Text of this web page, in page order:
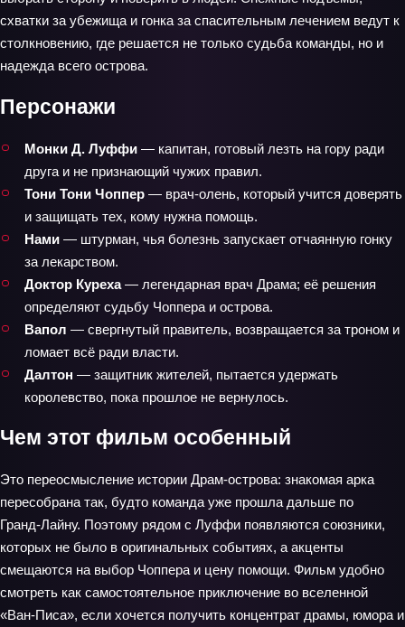
схватки за убежища и гонка за спасительным лечением ведут к
столкновению, где решается не только судьба команды, но и
надежда всего острова.
Персонажи
Монки Д. Луффи — капитан, готовый лезть на гору ради
друга и не признающий чужих правил.
Тони Тони Чоппер — врач‑олень, который учится доверять
и защищать тех, кому нужна помощь.
Нами — штурман, чья болезнь запускает отчаянную гонку
за лекарством.
Доктор Куреха— легендарная врач Драма; её решения
определяют судьбу Чоппера и острова.
Вапол — свергнутый правитель, возвращается за троном и
ломает всё ради власти.
Далтон — защитник жителей, пытается удержать
королевство, пока прошлое не вернулось.
Чем этот фильм особенный
Это переосмысление истории Драм‑острова: знакомая арка
пересобрана так, будто команда уже прошла дальше по
Гранд‑Лайну. Поэтому рядом с Луффи появляются союзники,
которых не было в оригинальных событиях, а акценты
смещаются на выбор Чоппера и цену помощи. Фильм удобно
смотреть как самостоятельное приключение во вселенной
«Ван‑Писа», если хочется получить концентрат драмы, юмора и